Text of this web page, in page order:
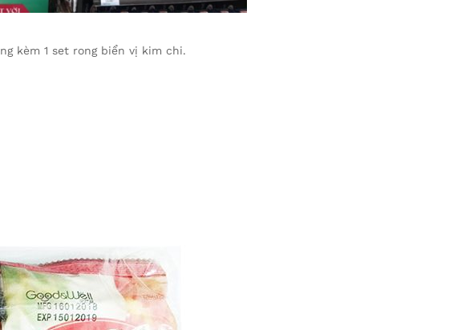
kèm 1 set rong biển vị kim chi.